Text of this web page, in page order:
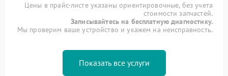
Цены в прайс-листе указаны ориентировочные, без учета
стоимости запчастей.
Записывайтесь на бесплатную диагностику.
Мы проверим ваше устройство и укажем на неисправность.
Показать все услуги